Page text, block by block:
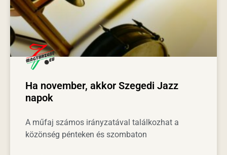
Ha november, akkor Szegedi Jazz
napok
A műfaj számos irányzatával találkozhat a
közönség pénteken és szombaton